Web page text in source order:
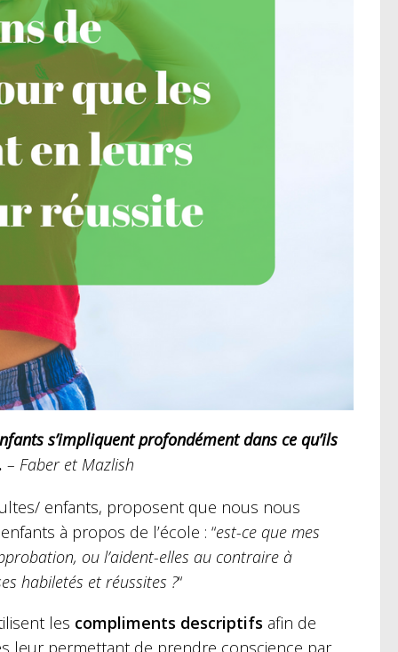
s’impliquent profondément dans ce qu’ils
– Faber et Mazlish
enfants, proposent que nous nous
à propos de l’école : “est-ce que mes
ou l’aident-elles au contraire à
habiletés et réussites ?“
les compliments descriptifs afin de
leur permettant de prendre conscience par